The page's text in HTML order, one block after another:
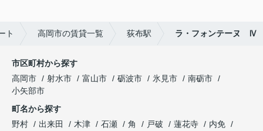
ト 高岡市の賃貸一覧 荻布駅 ラ・フォンテーヌ Ⅳ
市区町村から探す
高岡市
射水市 富山市 砺波市 氷見市
南砺市
小矢部市
町名から探す
野村
出来田 木津 石瀬 角 戸破 蓮花寺
内免